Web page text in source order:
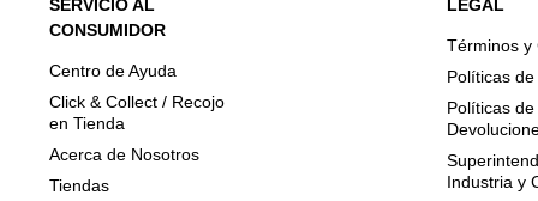
SERVICIO AL
CONSUMIDOR
Centro de Ayuda
Click & Collect / Recojo
en Tienda
Acerca de Nosotros
Tiendas
LEGAL
Términos y
Políticas
Políticas
Industria y